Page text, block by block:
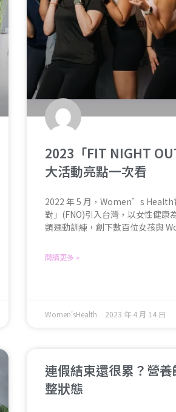
2023「FIT NIGHT
大活動亮點一次看
2022 年 5 月，Women’s Health
對」(FNO)引入台灣，以女性健康
類運動訓練，創下數百位女孩與
閱讀更多 »
Women'sHealth 2023 年 4 月 14 日
連假結束還很累？營
整狀態